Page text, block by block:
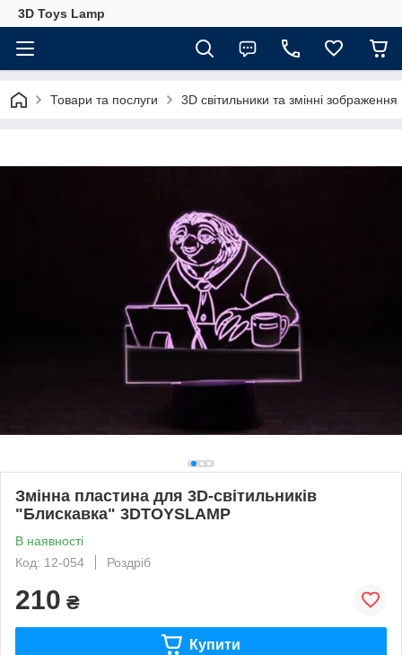
3D Toys Lamp
Товари та послуги 3D світильники та змінні зображення
Змінна пластина для 3D-світильників
"Блискавка" 3DTOYSLAMP
В наявності
Код: 12-054
Роздріб
210 ₴
Купити